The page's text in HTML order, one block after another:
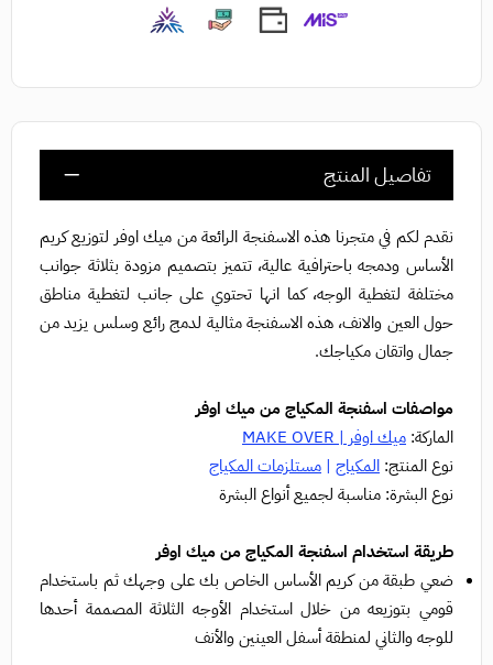
تفاصيل المنتج
نقدم لكم في متجرنا هذه الاسفنجة الرائعة من ميك اوفر لتوزيع كريم
الأساس ودمجه باحترافية عالية، تتميز بتصميم مزودة بثلاثة جوانب
مختلفة لتغطية الوجه، كما انها تحتوي على جانب لتغطية مناطق
حول العين والانف، هذه الاسفنجة مثالية لدمج رائع وسلس يزيد من
جمال واتقان مكياجك.
مواصفات اسفنجة المكياج من ميك اوفر
الماركة: ميك اوفر | MAKE OVER
نوع المنتج: المكياج | مستلزمات المكياج
نوع البشرة: مناسبة لجميع أنواع البشرة
طريقة استخدام اسفنجة المكياج من ميك اوفر
ضعي طبقة من كريم الأساس الخاص بك على وجهك ثم باستخدام
قومي بتوزيعه من خلال استخدام الأوجه الثلاثة المصممة أحدها
للوجه والثاني لمنطقة أسفل العينين والأنف